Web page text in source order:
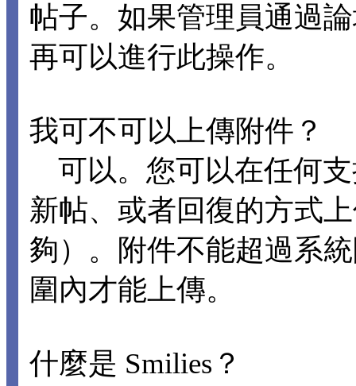
帖子。如果管理員通過
再可以進行此操作。
我可不可以上傳附件？
可以。您可以在任何
新帖、或者回復的方式
夠）。附件不能超過系
圍內才能上傳。
什麼是 Smilies？